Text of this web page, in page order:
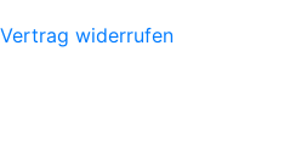
Vertrag widerrufen